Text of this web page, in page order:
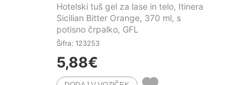
Hotelski tuš gel za lase in telo, Itinera
Sicilian Bitter Orange, 370 ml, s
potisno črpalko, GFL
Šifra: 123253
5,88€